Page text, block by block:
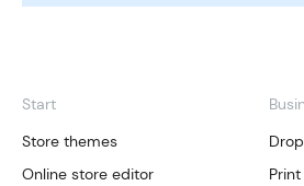
Start
Store themes
Online store editor